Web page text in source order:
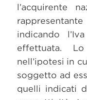
l’acquirente
indicando
effettuata.
nell’ipotesi in
soggetto ad
quelli indicati